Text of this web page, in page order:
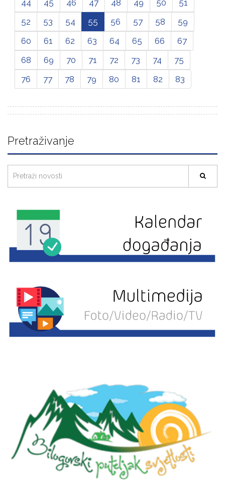
44
45 46 47 48 49 50
51
52
53 54 55 56 57 58
59
60
61 62 63 64 65 66
67
68
69 70 71 72 73 74
75
76
77 78 79 80 81 82 83
Pretraživanje